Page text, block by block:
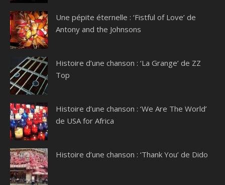
Une pépite éternelle : ‘Fistful of Love’ de
Antony and the Johnsons
Histoire d’une chanson : ‘La Grange’ de ZZ
Top
Histoire d’une chanson : ‘We Are The World’
de USA for Africa
Histoire d’une chanson : ‘Thank You’ de Dido